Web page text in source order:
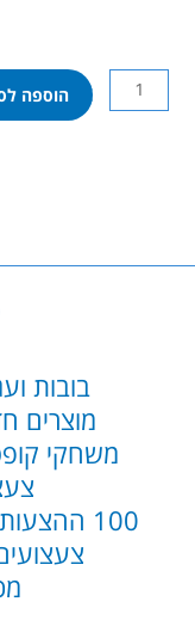
כמות
של
הוספה
בובות
מוצרים
משחקי
100 ההצעות הנבחרות